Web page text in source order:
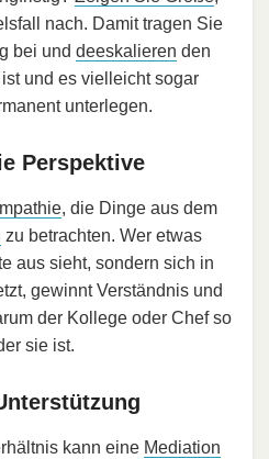
nach. Damit tragen Sie
bei und deeskalieren den
und es vielleicht sogar
unterlegen.
Perspektive
, die Dinge aus dem
zu betrachten. Wer etwas
aus sieht, sondern sich in
gewinnt Verständnis und
der Kollege oder Chef so
sie ist.
kann eine Mediation